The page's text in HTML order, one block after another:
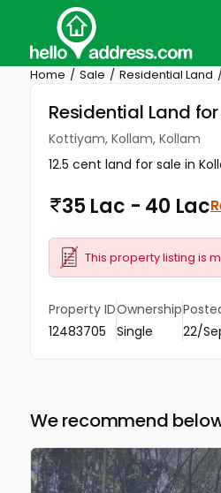
Home Sale Residential Land
Residential Land
Kottiyam, Kollam, Kollam
12.5 cent land for sale in
35 Lac - 40 Lac
This property listing is
Property ID
12483705
Ownership
Single
22/
We recommend